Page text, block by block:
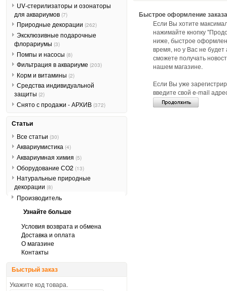
Быстрое оформление заказа
Если Вы хотите
нажимайте кнопку
ниже, быстрое
время, но у Вас не
сможете получать
нашем магазине.
Если Вы уже
введите свой e-mail
UV-стерилизаторы и озонаторы
для аквариумов (7)
Природные декорации (262)
Эксклюзивные подарочные
флорариумы (3)
Помпы и насосы (8)
Фильтрация в аквариуме (203)
Корм и витамины (2)
Средства индивидуальной
защиты (2)
Снято с продажи - АРХИВ (372)
Статьи
Все статьи (30)
Аквариумистика (4)
Аквариумная химия (5)
Оборудование СО2 (13)
Натуральные природные
декорации (8)
Производитель
Узнайте больше
Условия возврата и обмена
Доставка и оплата
О магазине
Контакты
Быстрый заказ
Укажите код товара.